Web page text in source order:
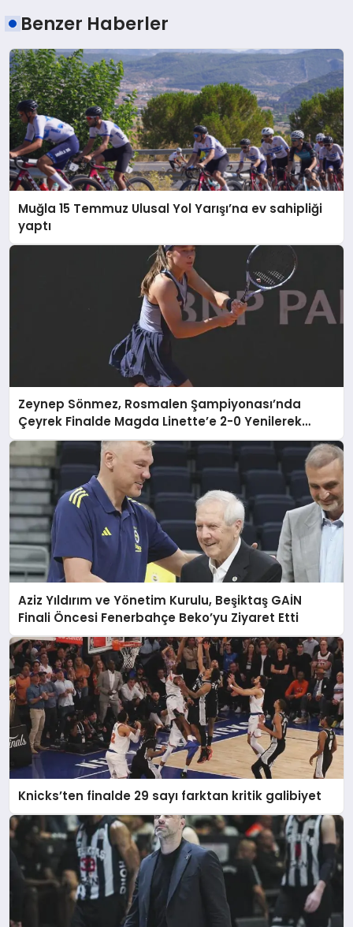
Benzer Haberler
Muğla 15 Temmuz Ulusal Yol Yarışı’na ev sahipliği
yaptı
Zeynep Sönmez, Rosmalen Şampiyonası’nda
Çeyrek Finalde Magda Linette’e 2-0 Yenilerek
Elendi
Aziz Yıldırım ve Yönetim Kurulu, Beşiktaş GAİN
Finali Öncesi Fenerbahçe Beko’yu Ziyaret Etti
Knicks’ten finalde 29 sayı farktan kritik galibiyet